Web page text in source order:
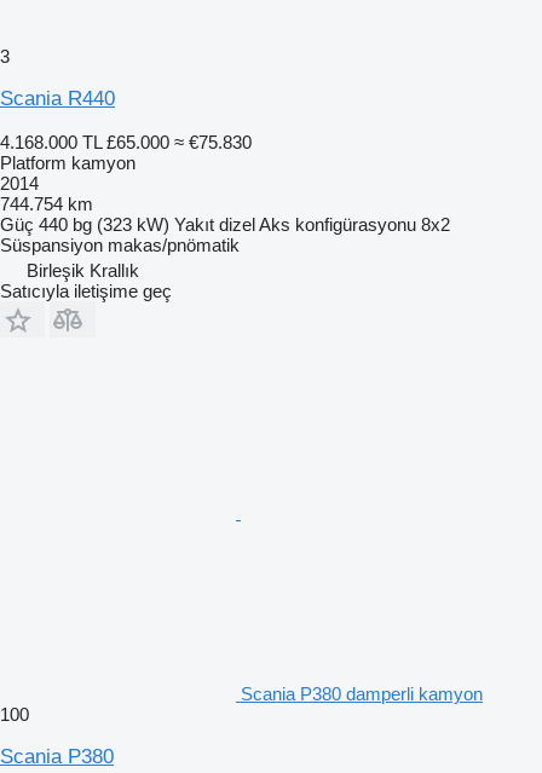
3
Scania R440
4.168.000 TL £65.000 ≈ €75.830
Platform kamyon
2014
744.754 km
Güç 440 bg (323 kW) Yakıt dizelAks konfigürasyonu 8x2
Süspansiyon makas/pnömatik
Birleşik Krallık
Satıcıyla iletişime geç
Scania P380 damperli kamyon
100
Scania P380